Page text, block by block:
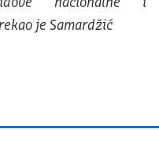
nacionalne i
je Samardžić